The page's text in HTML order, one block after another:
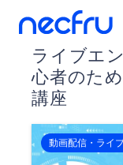
ライブエ
心者のた
講座
動画配信・ライ